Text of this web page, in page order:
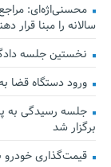
محسنی‌اژه‌ای:
سالانه را مبنا قرار
نخستین جلسه
ورود دستگاه قضا
جلسه رسیدگی به
برگزار شد
قیمت‌گذاری خودرو